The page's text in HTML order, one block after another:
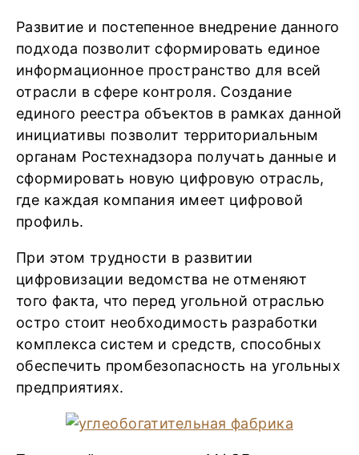
Развитие и постепенное внедрение данного
подхода позволит сформировать единое
информационное пространство для всей
отрасли в сфере контроля. Создание
единого реестра объектов в рамках данной
инициативы позволит территориальным
органам Ростехнадзора получать данные и
сформировать новую цифровую отрасль,
где каждая компания имеет цифровой
профиль.
При этом трудности в развитии
цифровизации ведомства не отменяют
того факта, что перед угольной отраслью
остро стоит необходимость разработки
комплекса систем и средств, способных
обеспечить промбезопасность на угольных
предприятиях.